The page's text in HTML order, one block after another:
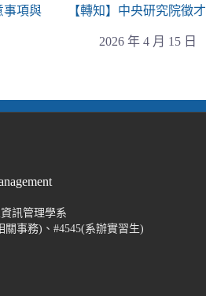
事項與
【轉知】中央研究院徵才
2026 年 4 月 15 日
訊管理學系
關事務)、#4545(系辦實習生)